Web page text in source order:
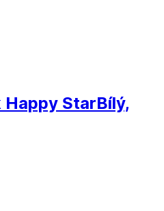
StarBílý,